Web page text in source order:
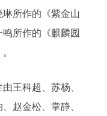
所作的《紫金山
所作的《麒麟园
王科超、苏杨、
赵金松、掌静、